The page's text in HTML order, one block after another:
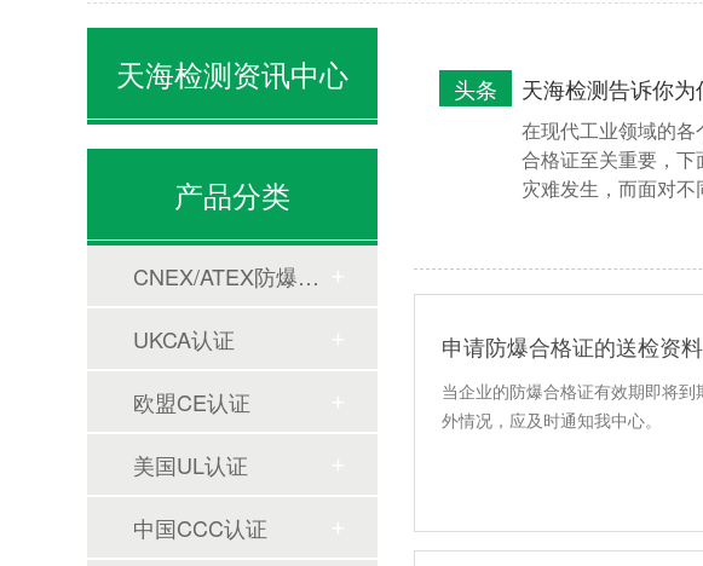
天海检测告诉你
头条
在现代工业领域的
合格证至关重要，
灾难发生，而面对
申请防爆合格证的送检资料
当企业的防爆合格证有效期即将
外情况，应及时通知我中心。
天海检测资讯中心
产品分类
CNEX/ATEX防爆合格证
UKCA认证
欧盟CE认证
美国UL认证
中国CCC认证